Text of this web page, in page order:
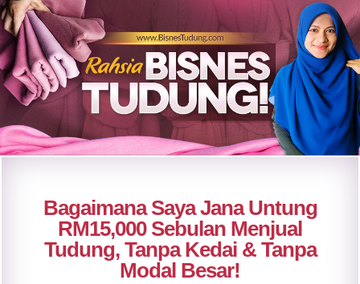
Bagaimana Saya Jana Untung
RM15,000 Sebulan Menjual
Tudung, Tanpa Kedai & Tanpa
Modal Besar!